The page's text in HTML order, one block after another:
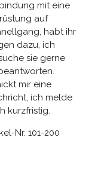
mit eine
auf
habt ihr
dazu, ich
sie gerne
mir eine
ich melde
kurzfristig.
Nr. 101-200